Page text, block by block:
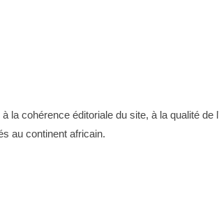
cohérence éditoriale du site, à la qualité de
au continent africain.